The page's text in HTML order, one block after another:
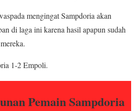
mengingat Sampdoria akan
di laga ini karena hasil apapun sudah
1-2 Empoli.
Pemain Sampdoria